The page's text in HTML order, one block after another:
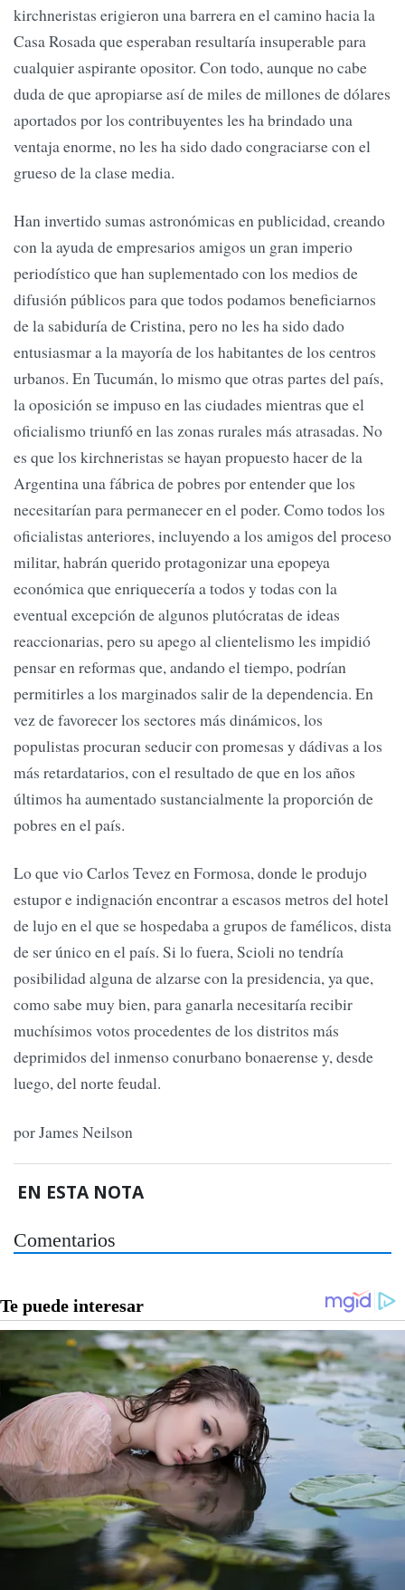
kirchneristas erigieron una barrera en el camino hacia la
Casa Rosada que esperaban resultaría insuperable para
cualquier aspirante opositor. Con todo, aunque no cabe
duda de que apropiarse así de miles de millones de dólares
aportados por los contribuyentes les ha brindado una
ventaja enorme, no les ha sido dado congraciarse con el
grueso de la clase media.
Han invertido sumas astronómicas en publicidad, creando
con la ayuda de empresarios amigos un gran imperio
periodístico que han suplementado con los medios de
difusión públicos para que todos podamos beneficiarnos
de la sabiduría de Cristina, pero no les ha sido dado
entusiasmar a la mayoría de los habitantes de los centros
urbanos. En Tucumán, lo mismo que otras partes del país,
la oposición se impuso en las ciudades mientras que el
oficialismo triunfó en las zonas rurales más atrasadas. No
es que los kirchneristas se hayan propuesto hacer de la
Argentina una fábrica de pobres por entender que los
necesitarían para permanecer en el poder. Como todos los
oficialistas anteriores, incluyendo a los amigos del proceso
militar, habrán querido protagonizar una epopeya
económica que enriquecería a todos y todas con la
eventual excepción de algunos plutócratas de ideas
reaccionarias, pero su apego al clientelismo les impidió
pensar en reformas que, andando el tiempo, podrían
permitirles a los marginados salir de la dependencia. En
vez de favorecer los sectores más dinámicos, los
populistas procuran seducir con promesas y dádivas a los
más retardatarios, con el resultado de que en los años
últimos ha aumentado sustancialmente la proporción de
pobres en el país.
Lo que vio Carlos Tevez en Formosa, donde le produjo
estupor e indignación encontrar a escasos metros del hotel
de lujo en el que se hospedaba a grupos de famélicos, dista
de ser único en el país. Si lo fuera, Scioli no tendría
posibilidad alguna de alzarse con la presidencia, ya que,
como sabe muy bien, para ganarla necesitaría recibir
muchísimos votos procedentes de los distritos más
deprimidos del inmenso conurbano bonaerense y, desde
luego, del norte feudal.
por James Neilson
EN ESTA NOTA
Comentarios